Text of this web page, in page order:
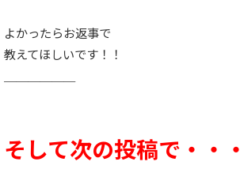
よかったらお返事で
教えてほしいです！！
そして次の投稿で・・・